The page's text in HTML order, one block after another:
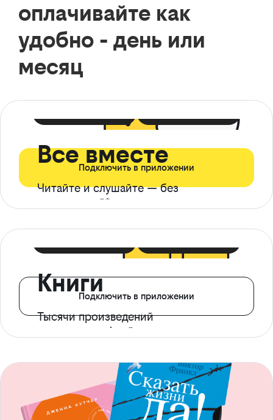
оплачивайте как
удобно - день или
месяц
Все вместе
Читайте и слушайте — без
ограничений*
Подключить в приложении
Книги
Тысячи произведений
с доступом офлайн
Подключить в приложении